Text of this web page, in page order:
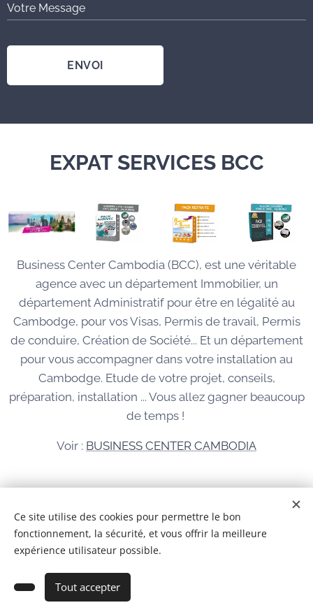
Ajouter au panier
Votre Message
ENVOI
EXPAT SERVICES BCC
Business Center Cambodia (BCC), est une véritable
agence avec un département Immobilier, un
département Administratif pour être en légalité au
Cambodge, pour vos Visas, Permis de travail, Permis
de conduire, Création de Société... Et un département
pour vous accompagner dans votre installation au
Cambodge. Etude de votre projet, conseils,
préparation, installation ... Vous allez gagner beaucoup
de temps !
Voir : BUSINESS CENTER CAMBODIA
© 2026 Tous droits réservés
BCC IMMOBILIER CAMBODGE Co,Ltd Cookies
Ce site utilise des cookies pour permettre le bon
fonctionnement, la sécurité, et vous offrir la meilleure
expérience utilisateur possible.
Tout accepter